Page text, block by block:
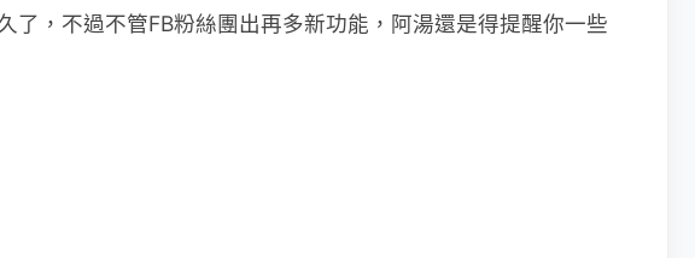
了，不過不管FB粉絲團出再多新功能，阿湯還是得提醒你一些